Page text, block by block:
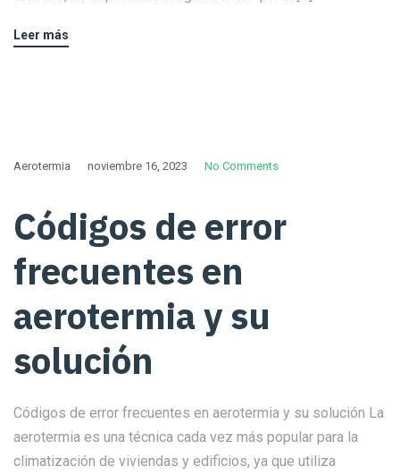
Leer más
Aerotermia noviembre 16, 2023 No Comments
Códigos de error
frecuentes en
aerotermia y su
solución
Códigos de error frecuentes en aerotermia y su solución La
aerotermia es una técnica cada vez más popular para la
climatización de viviendas y edificios, ya que utiliza